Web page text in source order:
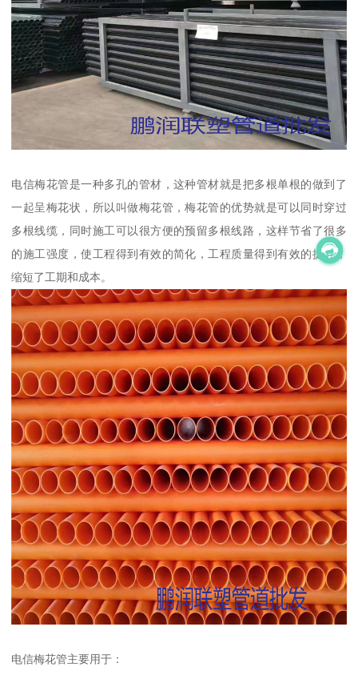
电信梅花管是一种多孔的管材，这种管材就是把多根单根的做到了
一起呈梅花状，所以叫做梅花管，梅花管的优势就是可以同时穿过
多根线缆，同时施工可以很方便的预留多根线路，这样节省了很多
的施工强度，使工程得到有效的简化，工程质量得到有效的提高，
缩短了工期和成本。
电信梅花管主要用于：